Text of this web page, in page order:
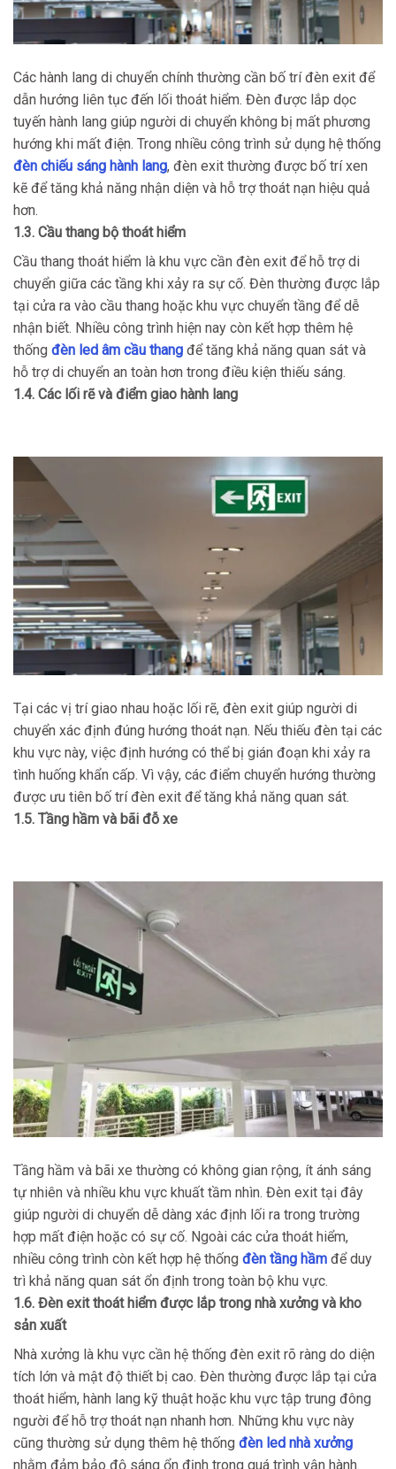
Các hành lang di chuyển chính thường cần bố trí đèn exit để
dẫn hướng liên tục đến lối thoát hiểm. Đèn được lắp dọc
tuyến hành lang giúp người di chuyển không bị mất phương
hướng khi mất điện. Trong nhiều công trình sử dụng hệ thống
đèn chiếu sáng hành lang, đèn exit thường được bố trí xen
kẽ để tăng khả năng nhận diện và hỗ trợ thoát nạn hiệu quả
hơn.
1.3. Cầu thang bộ thoát hiểm
Cầu thang thoát hiểm là khu vực cần đèn exit để hỗ trợ di
chuyển giữa các tầng khi xảy ra sự cố. Đèn thường được lắp
tại cửa ra vào cầu thang hoặc khu vực chuyển tầng để dễ
nhận biết. Nhiều công trình hiện nay còn kết hợp thêm hệ
thống đèn led âm cầu thang để tăng khả năng quan sát và
hỗ trợ di chuyển an toàn hơn trong điều kiện thiếu sáng.
1.4. Các lối rẽ và điểm giao hành lang
Tại các vị trí giao nhau hoặc lối rẽ, đèn exit giúp người di
chuyển xác định đúng hướng thoát nạn. Nếu thiếu đèn tại các
khu vực này, việc định hướng có thể bị gián đoạn khi xảy ra
tình huống khẩn cấp. Vì vậy, các điểm chuyển hướng thường
được ưu tiên bố trí đèn exit để tăng khả năng quan sát.
1.5. Tầng hầm và bãi đỗ xe
Tầng hầm và bãi xe thường có không gian rộng, ít ánh sáng
tự nhiên và nhiều khu vực khuất tầm nhìn. Đèn exit tại đây
giúp người di chuyển dễ dàng xác định lối ra trong trường
hợp mất điện hoặc có sự cố. Ngoài các cửa thoát hiểm,
nhiều công trình còn kết hợp hệ thống đèn tầng hầm để duy
trì khả năng quan sát ổn định trong toàn bộ khu vực.
1.6. Đèn exit thoát hiểm được lắp trong nhà xưởng và kho
sản xuất
Nhà xưởng là khu vực cần hệ thống đèn exit rõ ràng do diện
tích lớn và mật độ thiết bị cao. Đèn thường được lắp tại cửa
thoát hiểm, hành lang kỹ thuật hoặc khu vực tập trung đông
người để hỗ trợ thoát nạn nhanh hơn. Những khu vực này
cũng thường sử dụng thêm hệ thống đèn led nhà xưởng
nhằm đảm bảo độ sáng ổn định trong quá trình vận hành.